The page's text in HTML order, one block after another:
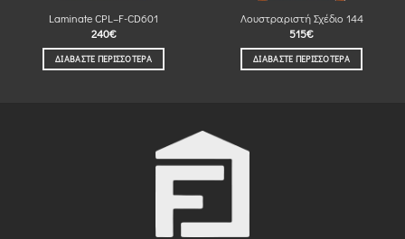
Laminate CPL–F-CD601
240€
ΔΙΑΒΆΣΤΕ ΠΕΡΙΣΣΌΤΕΡΑ
Λουστραριστή Σχέδιο 144
515€
ΔΙΑΒΆΣΤΕ ΠΕΡΙΣΣΌΤΕΡΑ